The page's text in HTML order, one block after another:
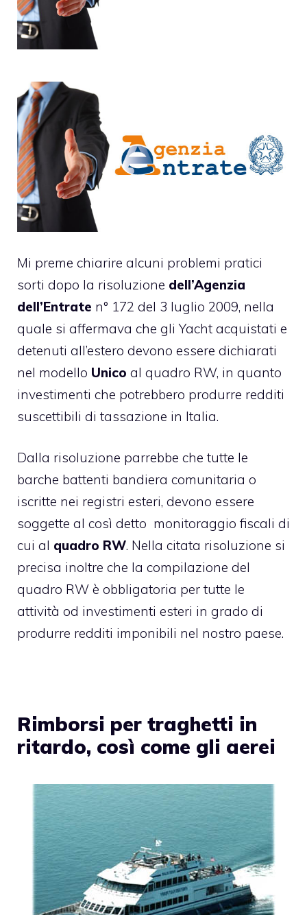
Mi preme chiarire alcuni problemi pratici
sorti dopo la risoluzione dell’Agenzia
dell’Entrate n° 172 del 3 luglio 2009, nella
quale si affermava che gli Yacht acquistati e
detenuti all’estero devono essere dichiarati
nel modello Unico al quadro RW, in quanto
investimenti che potrebbero produrre redditi
suscettibili di tassazione in Italia.
Dalla risoluzione parrebbe che tutte le
barche battenti bandiera comunitaria o
iscritte nei registri esteri, devono essere
soggette al così detto monitoraggio fiscali di
cui al quadro RW. Nella citata risoluzione si
precisa inoltre che la compilazione del
quadro RW è obbligatoria per tutte le
attività od investimenti esteri in grado di
produrre redditi imponibili nel nostro paese.
Rimborsi per traghetti in
ritardo, così come gli aerei